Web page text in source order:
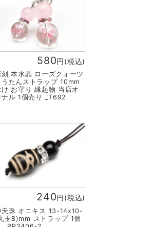
580円(税込)
刻 本水晶 ローズクォーツ
うたんストラップ 10mm
け お守り 縁起物 当店オ
ナル 1個売り _T692
240円(税込)
天珠 オニキス 13-14x10-
玉8)mm ストラップ 1個